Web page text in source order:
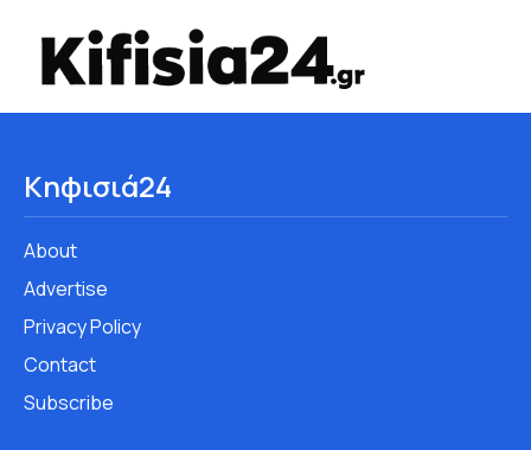
Κηφισιά24
About
Advertise
Privacy Policy
Contact
Subscribe